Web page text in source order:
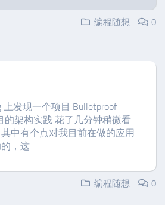
编程随想
0
上发现一个项目 Bulletproof
的架构实践 花了几分钟稍微看
中有个点对我目前在做的应用
，这...
编程随想
0